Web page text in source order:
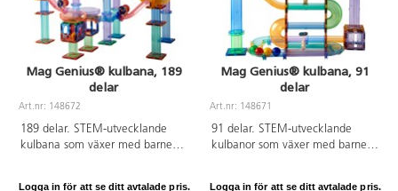
Mag Genius® kulbana, 189
delar
Art.nr: 148672
189 delar. STEM-utvecklande
kulbana som växer med barnen.
Logga in för att se ditt avtalade pris.
Mag Genius® kulbana, 91
delar
Art.nr: 148671
91 delar. STEM-utvecklande
kulbanor som växer med barnen.
Logga in för att se ditt avtalade pris.